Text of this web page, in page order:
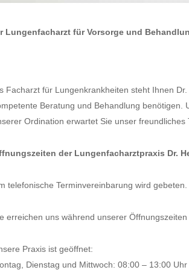
Lungenfacharzt für Vorsorge und
Facharzt für Lungenkrankheiten steht Ihnen
Beratung und Behandlung
Ordination erwartet Sie unser
der Lungenfacharztpraxis Dr.
telefonische Terminvereinbarung wird gebeten.
erreichen uns während unserer
Praxis ist geöffnet:
Dienstag und Mittwoch: 08:00 – 13:00 Uhr